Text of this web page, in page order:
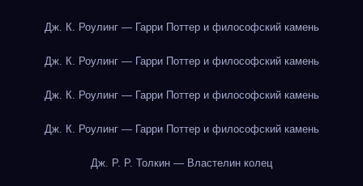
Дж. К. Роулинг — Гарри Поттер и философский камень
Дж. К. Роулинг — Гарри Поттер и философский камень
Дж. К. Роулинг — Гарри Поттер и философский камень
Дж. К. Роулинг — Гарри Поттер и философский камень
Дж. Р. Р. Толкин — Властелин колец